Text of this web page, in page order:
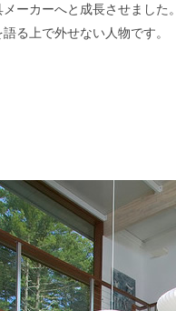
ーカーへと成長させました
る上で外せない人物です。